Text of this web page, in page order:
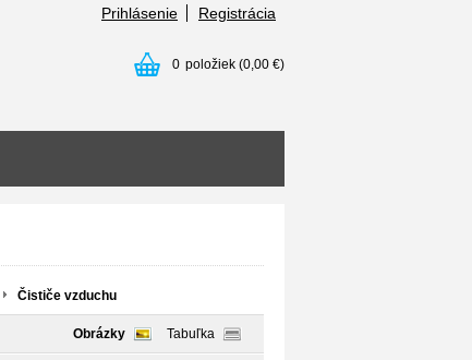
Prihlásenie Registrácia
0 položiek (0,00 €)
Čističe vzduchu
Obrázky Tabuľka